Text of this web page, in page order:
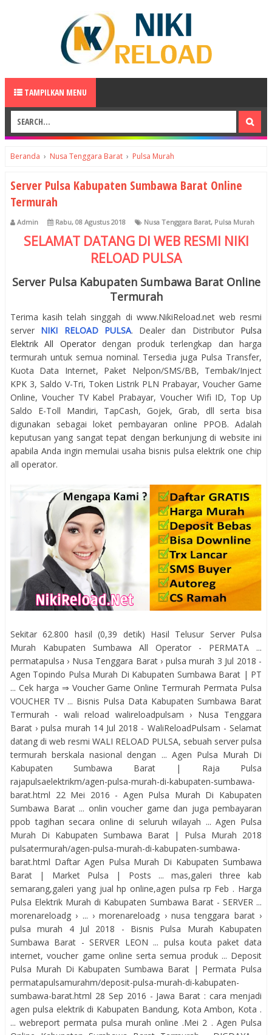
TAMPILKAN MENU
Beranda › Nusa Tenggara Barat › Pulsa Murah
Server Pulsa Kabupaten Sumbawa Barat Online
Termurah
Admin Rabu, 08 Agustus 2018 Nusa Tenggara Barat, Pulsa Murah
SELAMAT DATANG DI WEB RESMI NIKI
RELOAD PULSA
Server Pulsa Kabupaten Sumbawa Barat Online
Termurah
Terima kasih telah singgah di www.NikiReload.net web resmi
server NIKI RELOAD PULSA. Dealer dan Distributor Pulsa
Elektrik All Operatordengan produk terlengkap dan harga
termurah untuk semua nominal. Tersedia juga Pulsa Transfer,
Kuota Data Internet, Paket Nelpon/SMS/BB, Tembak/Inject
KPK 3, Saldo V-Tri, Token Listrik PLN Prabayar, Voucher Game
Online, Voucher TV Kabel Prabayar, Voucher Wifi ID, Top Up
Saldo E-Toll Mandiri, TapCash, Gojek, Grab, dll serta bisa
digunakan sebagai loket pembayaran online PPOB. Adalah
keputusan yang sangat tepat dengan berkunjung di website ini
apabila Anda ingin memulai usaha bisnis pulsa elektrik one chip
all operator.
Sekitar 62.800 hasil (0,39 detik) Hasil Telusur Server Pulsa
Murah Kabupaten Sumbawa All Operator - PERMATA ...
permatapulsa › Nusa Tenggara Barat › pulsa murah 3 Jul 2018 -
Agen Topindo Pulsa Murah Di Kabupaten Sumbawa Barat | PT
... Cek harga ⇒ Voucher Game Online Termurah Permata Pulsa
VOUCHER TV ... Bisnis Pulsa Data Kabupaten Sumbawa Barat
Termurah - wali reload walireloadpulsam › Nusa Tenggara
Barat › pulsa murah 14 Jul 2018 - WaliReloadPulsam - Selamat
datang di web resmi WALI RELOAD PULSA, sebuah server pulsa
termurah berskala nasional dengan ... Agen Pulsa Murah Di
Kabupaten Sumbawa Barat | Raja Pulsa
rajapulsaelektrikm/agen-pulsa-murah-di-kabupaten-sumbawa-
barat.html 22 Mei 2016 - Agen Pulsa Murah Di Kabupaten
Sumbawa Barat ... onlin voucher game dan juga pembayaran
ppob tagihan secara online di seluruh wilayah ... Agen Pulsa
Murah Di Kabupaten Sumbawa Barat | Pulsa Murah 2018
pulsatermurah/agen-pulsa-murah-di-kabupaten-sumbawa-
barat.html Daftar Agen Pulsa Murah Di Kabupaten Sumbawa
Barat | Market Pulsa | Posts ... mas,galeri three kab
semarang,galeri yang jual hp online,agen pulsa rp Feb . Harga
Pulsa Elektrik Murah di Kabupaten Sumbawa Barat - SERVER ...
morenareloadg › ... › morenareloadg › nusa tenggara barat ›
pulsa murah 4 Jul 2018 - Bisnis Pulsa Murah Kabupaten
Sumbawa Barat - SERVER LEON ... pulsa kouta paket data
internet, voucher game online serta semua produk ... Deposit
Pulsa Murah Di Kabupaten Sumbawa Barat | Permata Pulsa
permatapulsamurahm/deposit-pulsa-murah-di-kabupaten-
sumbawa-barat.html 28 Sep 2016 - Jawa Barat : cara menjadi
agen pulsa elektrik di Kabupaten Bandung, Kota Ambon, Kota .
... webreport permata pulsa murah online .Mei 2 . Agen Pulsa